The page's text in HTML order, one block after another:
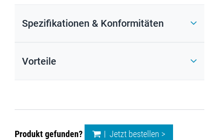
Spezifikationen & Konformitäten
Vorteile
Produkt gefunden? Jetzt bestellen >